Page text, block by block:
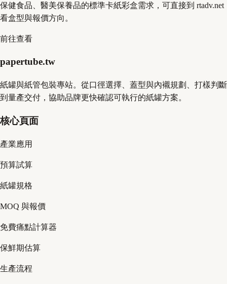
保健食品、醫美保養品的標準卡紙彩盒需求，可直接到 rtadv.net
看盒型與報價方向。
前往查看
papertube.tw
紙罐與紙管包裝專站。從口徑選擇、蓋型與內襯規劃、打樣判斷
到量產交付，協助品牌更快確認可執行的紙罐方案。
核心頁面
產業應用
預算試算
紙罐規格
MOQ 與報價
免費痛點計算器
保鮮期估算
生產流程